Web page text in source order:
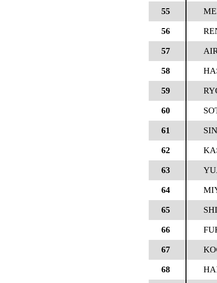
55
56
57
58
59
60
61
62
63
64
65
66
67
68